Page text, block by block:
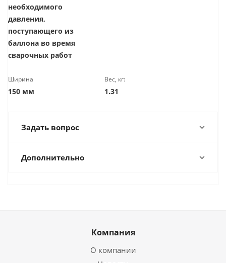
необходимого
давления,
поступающего из
баллона во время
сварочных работ
Ширина
150 мм
Вес, кг:
1.31
Задать вопрос
Дополнительно
Компания
О компании